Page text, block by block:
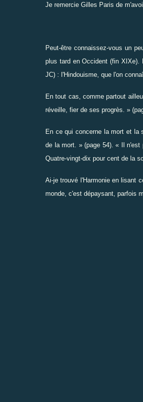
Je remercie Gilles Paris de
Peut-être connaissez-vous un
plus tard en Occident (fin XIXe).
JC) : l'Hindouisme, que l'on
En tout cas, comme partout
réveille, fier de ses progrès. »
En ce qui concerne la mort et la
de la mort. » (page 54). « Il
Quatre-vingt-dix pour cent de la
Ai-je trouvé l'Harmonie en lisant
monde, c'est dépaysant, parfois